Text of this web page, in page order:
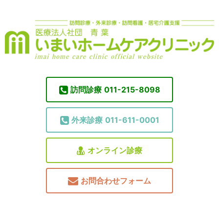
訪問診療 011-215-8098
外来診療 011-611-0001
オンライン診療
お問合わせフォーム